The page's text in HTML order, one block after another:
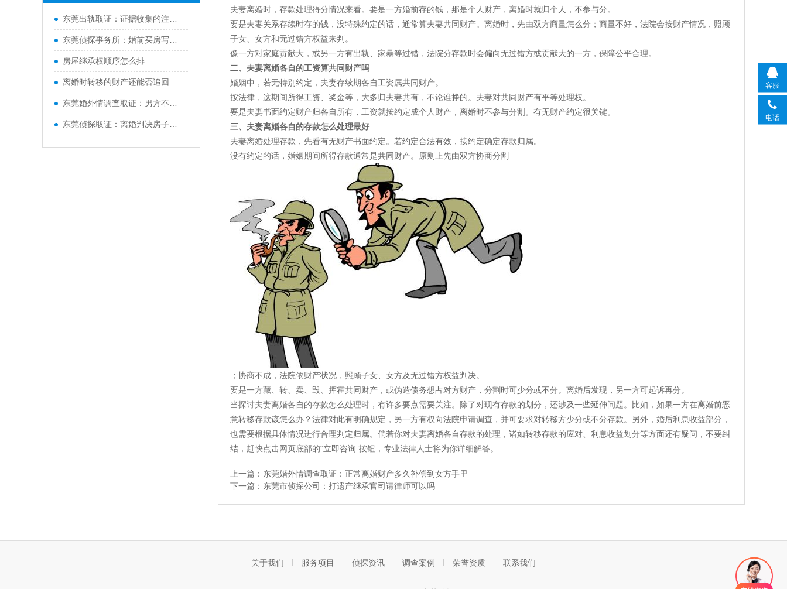
东莞出轨取证：证据收集的注意事项是什么
东莞侦探事务所：婚前买房写两个人名字离婚如何样分
房屋继承权顺序怎么排
离婚时转移的财产还能否追回
东莞婚外情调查取证：男方不同意孩子抚养权咋办
东莞侦探取证：离婚判决房子归女方男方不同意该咋办
夫妻离婚时，存款处理得分情况来看。要是一方婚前存的钱，那是个人财产，离婚时就归个人，不参与分。
要是夫妻关系存续时存的钱，没特殊约定的话，通常算夫妻共同财产。离婚时，先由双方商量怎么分；商量不好，法院会按财产情况，照顾
子女、女方和无过错方权益来判。
像一方对家庭贡献大，或另一方有出轨、家暴等过错，法院分存款时会偏向无过错方或贡献大的一方，保障公平合理。
二、夫妻离婚各自的工资算共同财产吗
婚姻中，若无特别约定，夫妻存续期各自工资属共同财产。
按法律，这期间所得工资、奖金等，大多归夫妻共有，不论谁挣的。夫妻对共同财产有平等处理权。
要是夫妻书面约定财产归各自所有，工资就按约定成个人财产，离婚时不参与分割。有无财产约定很关键。
三、夫妻离婚各自的存款怎么处理最好
夫妻离婚处理存款，先看有无财产书面约定。若约定合法有效，按约定确定存款归属。
没有约定的话，婚姻期间所得存款通常是共同财产。原则上先由双方协商分割
；协商不成，法院依财产状况，照顾子女、女方及无过错方权益判决。
要是一方藏、转、卖、毁、挥霍共同财产，或伪造债务想占对方财产，分割时可少分或不分。离婚后发现，另一方可起诉再分。
当探讨夫妻离婚各自的存款怎么处理时，有许多要点需要关注。除了对现有存款的划分，还涉及一些延伸问题。比如，如果一方在离婚前恶
意转移存款该怎么办？法律对此有明确规定，另一方有权向法院申请调查，并可要求对转移方少分或不分存款。另外，婚后利息收益部分，
也需要根据具体情况进行合理判定归属。倘若你对夫妻离婚各自存款的处理，诸如转移存款的应对、利息收益划分等方面还有疑问，不要纠
结，赶快点击网页底部的“立即咨询”按钮，专业法律人士将为你详细解答。
上一篇： 东莞婚外情调查取证：正常离婚财产多久补偿到女方手里
下一篇： 东莞市侦探公司：打遗产继承官司请律师可以吗
关于我们 服务项目 侦探资讯 调查案例 荣誉资质 联系我们
客服
电话